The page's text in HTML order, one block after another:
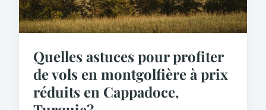
Quelles astuces pour profiter
de vols en montgolfière à prix
réduits en Cappadoce,